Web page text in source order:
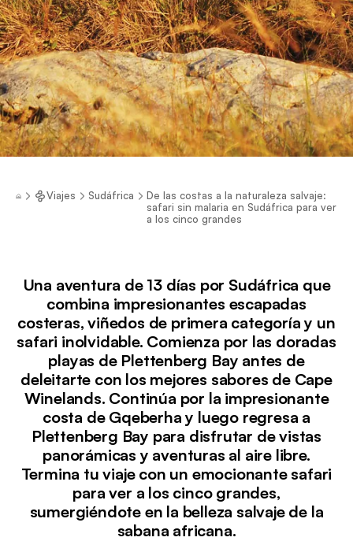
Viajes Sudáfrica
De las costas a la naturaleza salvaje:
safari sin malaria en Sudáfrica para ver
a los cinco grandes
Una aventura de 13 días por Sudáfrica que
combina impresionantes escapadas
costeras, viñedos de primera categoría y un
safari inolvidable. Comienza por las doradas
playas de Plettenberg Bay antes de
deleitarte con los mejores sabores de Cape
Winelands. Continúa por la impresionante
costa de Gqeberha y luego regresa a
Plettenberg Bay para disfrutar de vistas
panorámicas y aventuras al aire libre.
Termina tu viaje con un emocionante safari
para ver a los cinco grandes,
sumergiéndote en la belleza salvaje de la
sabana africana.